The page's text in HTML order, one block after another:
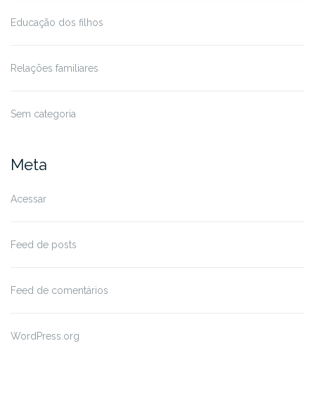
Educação dos filhos
Relações familiares
Sem categoria
Meta
Acessar
Feed de posts
Feed de comentários
WordPress.org